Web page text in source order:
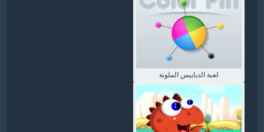
لعبة الدبابيس الملونة